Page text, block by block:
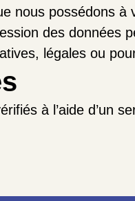
nous possédons
des données
légales ou
à l’aide d’un